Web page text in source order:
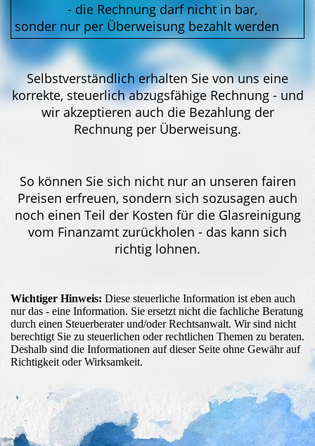
- die Rechnung darf nicht in bar,
sonder nur per Überweisung bezahlt werden
Selbstverständlich erhalten Sie von uns eine
korrekte, steuerlich abzugsfähige Rechnung - und
wir akzeptieren auch die Bezahlung der
Rechnung per Überweisung.
So können Sie sich nicht nur an unseren fairen
Preisen erfreuen, sondern sich sozusagen auch
noch einen Teil der Kosten für die Glasreinigung
vom Finanzamt zurückholen - das kann sich
richtig lohnen.
Wichtiger Hinweis: Diese steuerliche Information ist eben auch
nur das - eine Information. Sie ersetzt nicht die fachliche Beratung
durch einen Steuerberater und/oder Rechtsanwalt. Wir sind nicht
berechtigt Sie zu steuerlichen oder rechtlichen Themen zu beraten.
Deshalb sind die Informationen auf dieser Seite ohne Gewähr auf
Richtigkeit oder Wirksamkeit.